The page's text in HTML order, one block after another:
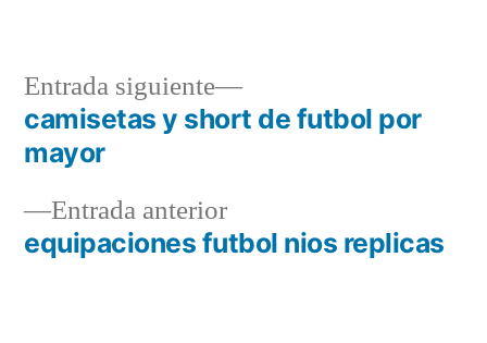
Navegación
entradas
Entrada anteriorEntrada
anterior:
equipaciones futbol nios replicas
Entrada siguiente
Entrada
siguiente:
camisetas y short de futbol por
mayor